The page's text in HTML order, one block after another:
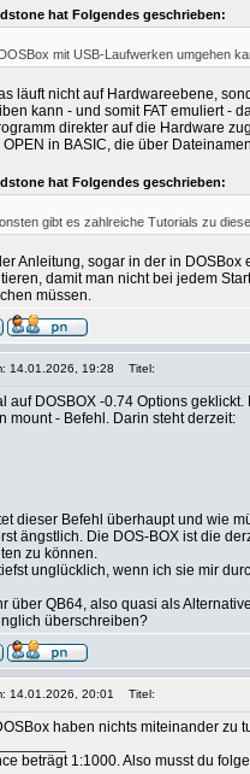
hat Folgendes geschrieben:
mit USB-Laufwerken umgehen
läuft nicht auf Hardwareebene,
kann - und somit FAT emuliert -
direkter auf die Hardware
OPEN in BASIC, die über
hat Folgendes geschrieben:
gibt es zahlreiche Tutorials zu
Anleitung, sogar in der in
damit man nicht bei jedem
müssen.
14.01.2026, 19:28 Titel:
auf DOSBOX -0.74 Options
mount - Befehl. Darin steht derzeit:
dieser Befehl überhaupt und wie
ängstlich. Die DOS-BOX ist die
zu können.
unglücklich, wenn ich sie mir
über QB64, also quasi als
überschreiben?
14.01.2026, 20:01 Titel:
haben nichts miteinander zu
beträgt 1:1000. Also musst du